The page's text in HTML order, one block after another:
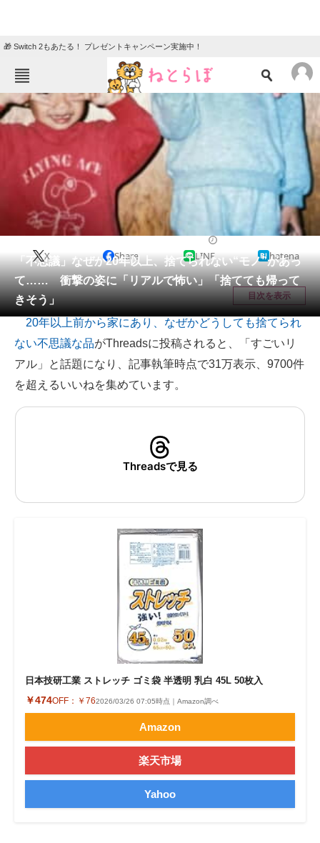
🎁 Switch 2もあたる！ プレゼントキャンペーン実施中！
ねとらぼメニュー
TOP
クイズ
グルメ 地域
教育・育児
リサーチ
会員記事
メディア
注目記事を集めた総合ページ
ITの今と未来を見通す
スマホと通信の最新トレンド
ビジネスと働き方のヒント
AI活用のいまが分かる
企業ITのトレンドを詳説
経営リーダーのコミュニティ
マーケ×ITの今がよく分かる
ITエンジニア向け専門サイト
企業向けIT製品の総合サイト
IT製品の技術・比較・事例
モノづくり技術者専門サイト
エレクトロニクス専門サイト
電子設計の基本と応用
「不思議」なぜか20年以上、捨てられない“モノ”があっ
て…… 衝撃の姿に「リアルで怖い」「捨てても帰って
きそう」
X Share LINE hatena
目次を表示
20年以上前から家にあり、なぜかどうしても捨てられ
ない不思議な品がThreadsに投稿されると、「すごいリ
アル」と話題になり、記事執筆時点で31万表示、9700件
を超えるいいねを集めています。
Threadsで見る
日本技研工業 ストレッチ ゴミ袋 半透明 乳白 45L 50枚入
￥474OFF： ￥762026/03/26 07:05時点｜Amazon調べ
Amazon
楽天市場
Yahoo